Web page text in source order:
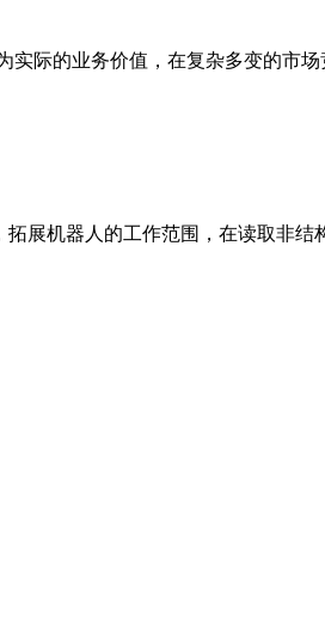
际的业务价值，在复杂多变的市场
展机器人的工作范围，在读取非结